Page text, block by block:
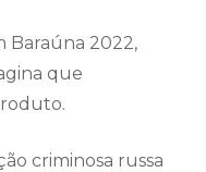
Baraúna 2022,
que
criminosa russa